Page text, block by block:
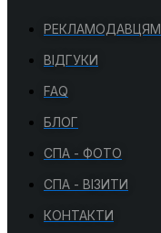
РЕКЛАМОДАВЦЯМ
ВІДГУКИ
FAQ
БЛОГ
СПА - ФОТО
СПА - ВІЗИТИ
КОНТАКТИ